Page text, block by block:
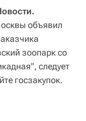
объявил
зоопарк со
следует
госзакупок.